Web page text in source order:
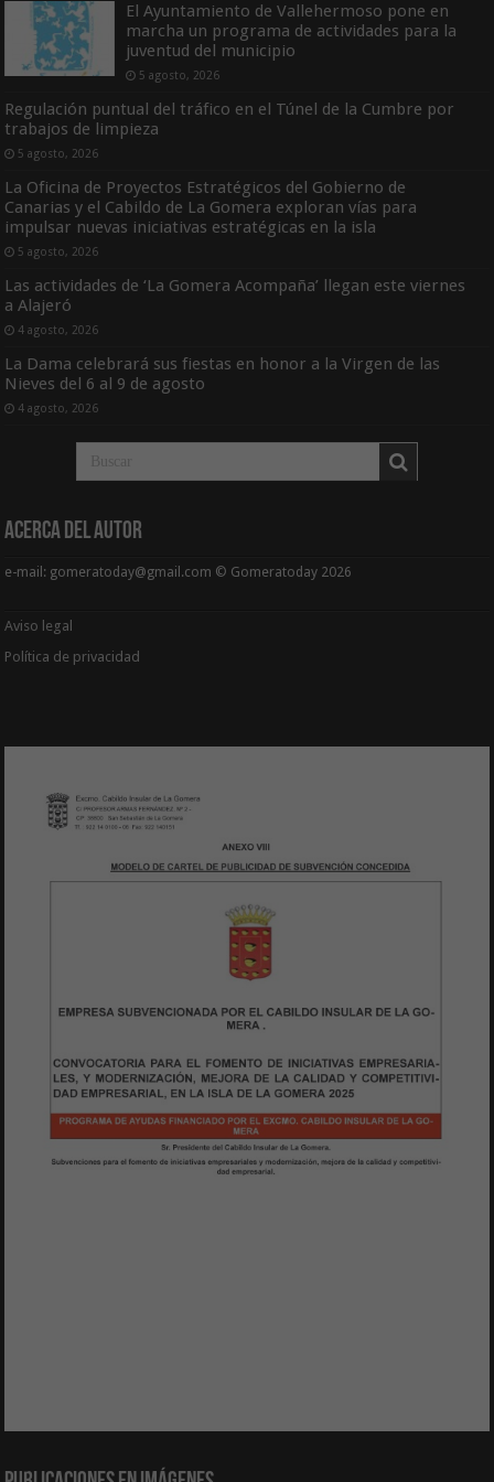
El Ayuntamiento de Vallehermoso pone en
marcha un programa de actividades para la
juventud del municipio
5 agosto, 2026
Regulación puntual del tráfico en el Túnel de la Cumbre por
trabajos de limpieza
5 agosto, 2026
La Oficina de Proyectos Estratégicos del Gobierno de
Canarias y el Cabildo de La Gomera exploran vías para
impulsar nuevas iniciativas estratégicas en la isla
5 agosto, 2026
Las actividades de ‘La Gomera Acompaña’ llegan este viernes
a Alajeró
4 agosto, 2026
La Dama celebrará sus fiestas en honor a la Virgen de las
Nieves del 6 al 9 de agosto
4 agosto, 2026
Acerca del Autor
e-mail: gomeratoday@gmail.com © Gomeratoday 2026
Aviso legal
Política de privacidad